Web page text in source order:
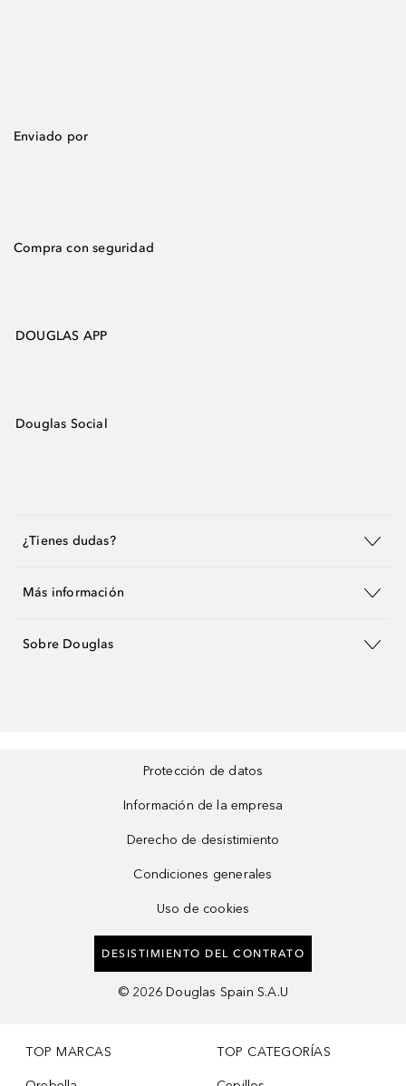
Enviado por
Compra con seguridad
DOUGLAS APP
Douglas Social
¿Tienes dudas?
Más información
Sobre Douglas
Protección de datos
Información de la empresa
Derecho de desistimiento
Condiciones generales
Uso de cookies
DESISTIMIENTO DEL CONTRATO
© 2026 Douglas Spain S.A.U
TOP MARCAS TOP CATEGORÍAS